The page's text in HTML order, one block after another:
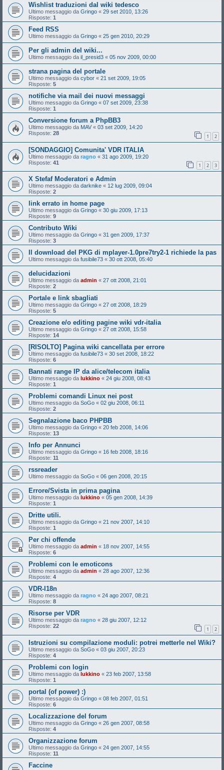
Wishlist traduzioni dal wiki tedesco
Ultimo messaggio da Gringo « 29 set 2010, 13:26
Risposte: 1
Feed RSS
Ultimo messaggio da Gringo « 25 gen 2010, 20:29
Per gli admin del wiki...
Ultimo messaggio da il_presid3 « 05 nov 2009, 00:00
strana pagina del portale
Ultimo messaggio da cybor « 21 set 2009, 19:05
Risposte: 5
notifiche via mail dei nuovi messaggi
Ultimo messaggio da Gringo « 07 set 2009, 23:38
Risposte: 1
Conversione forum a PhpBB3
Ultimo messaggio da MAV « 03 set 2009, 14:20
Risposte: 28 1 2
[SONDAGGIO] Comunita' VDR ITALIA
Ultimo messaggio da ragno « 31 ago 2009, 19:20
Risposte: 41 1 2 3
X Stefaf Moderatori e Admin
Ultimo messaggio da darknike « 12 lug 2009, 09:04
Risposte: 2
link errato in home page
Ultimo messaggio da Gringo « 30 giu 2009, 17:13
Risposte: 9
Contributo Wiki
Ultimo messaggio da Gringo « 31 gen 2009, 17:37
Risposte: 3
Il download del PKG di mplayer-1.0pre7try2-1 richiede la pas
Ultimo messaggio da fusibile73 « 30 ott 2008, 05:40
delucidazioni
Ultimo messaggio da admin « 27 ott 2008, 21:01
Risposte: 2
Portale e link sbagliati
Ultimo messaggio da Gringo « 27 ott 2008, 18:29
Risposte: 5
Creazione e/o editing pagine wiki vdr-italia
Ultimo messaggio da Gringo « 27 ott 2008, 15:58
Risposte: 14
[RISOLTO] Pagina wiki cancellata per errore
Ultimo messaggio da fusibile73 « 30 set 2008, 18:22
Risposte: 6
Bannati range IP da alice/telecom italia
Ultimo messaggio da lukkino « 24 giu 2008, 08:43
Risposte: 1
Problemi comandi Linux nei post
Ultimo messaggio da SoGo « 02 giu 2008, 06:11
Risposte: 2
Segnalazione baco PHPBB
Ultimo messaggio da Gringo « 20 feb 2008, 14:06
Risposte: 13
Info per Annunci
Ultimo messaggio da Gringo « 16 feb 2008, 18:16
Risposte: 11
rssreader
Ultimo messaggio da SoGo « 06 gen 2008, 20:15
Errore/Svista in prima pagina
Ultimo messaggio da lukkino « 05 gen 2008, 14:39
Risposte: 1
Dritte utili.
Ultimo messaggio da Gringo « 21 nov 2007, 14:10
Risposte: 1
Per chi offende
Ultimo messaggio da admin « 18 nov 2007, 14:55
Risposte: 6
Problemi con le emoticons
Ultimo messaggio da admin « 28 ago 2007, 12:36
Risposte: 4
VDR-I18n
Ultimo messaggio da ragno « 24 ago 2007, 08:21
Risposte: 8
Risorse per VDR
Ultimo messaggio da ragno « 28 giu 2007, 12:12
Risposte: 22 1 2
Istruzioni su compilazione moduli: potrei metterle nel Wiki?
Ultimo messaggio da SoGo « 03 giu 2007, 20:23
Risposte: 4
Problemi con login
Ultimo messaggio da lukkino « 23 feb 2007, 13:58
Risposte: 1
portal (of power) :)
Ultimo messaggio da Gringo « 08 feb 2007, 01:51
Risposte: 6
Localizzazione del forum
Ultimo messaggio da Gringo « 26 gen 2007, 08:58
Risposte: 4
Organizzazione forum
Ultimo messaggio da Gringo « 24 gen 2007, 14:55
Risposte: 11
Faccine